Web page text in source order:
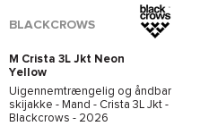
BLACKCROWS
M Crista 3L Jkt Neon
Yellow
Uigennemtrængelig og åndbar
skijakke - Mand - Crista 3L Jkt -
Blackcrows - 2026